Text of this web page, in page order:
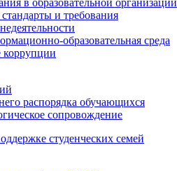
в образовательной организации
и требования
образовательная среда
коррупции
распорядка обучающихся
сопровождение
студенческих семей